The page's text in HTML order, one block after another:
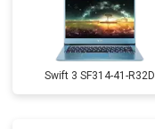
Swift 3 SF314-41-R32D